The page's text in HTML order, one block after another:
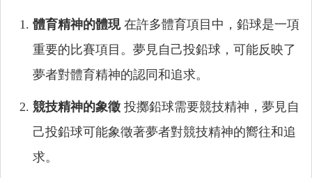
體育精神的體現在許多體育項目中，鉛球是一項
重要的比賽項目。夢見自己投鉛球，可能反映了
夢者對體育精神的認同和追求。
競技精神的象徵 投擲鉛球需要競技精神，夢見自
己投鉛球可能象徵著夢者對競技精神的嚮往和追
求。